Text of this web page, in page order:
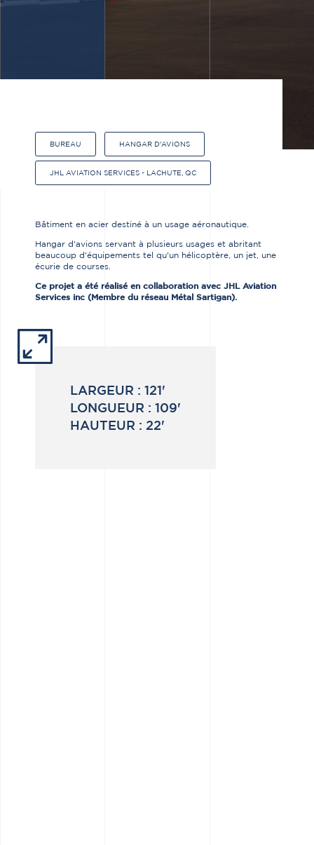
BUREAU HANGAR D'AVIONS
JHL AVIATION SERVICES - LACHUTE, QC
Bâtiment en acier destiné à un usage aéronautique.
Hangar d'avions servant à plusieurs usages et abritant
beaucoup d'équipements tel qu'un hélicoptère, un jet, une
écurie de courses.
Ce projet a été réalisé en collaboration avec JHL Aviation
Services inc (Membre du réseau Métal Sartigan).
LARGEUR : 121'
LONGUEUR : 109'
HAUTEUR : 22'